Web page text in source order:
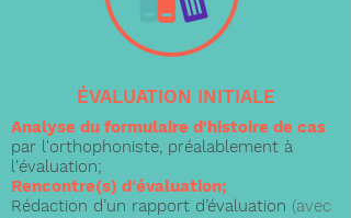
ÉVALUATION INITIALE
Analyse du formulaire d'histoire de cas
par l'orthophoniste, préalablement à
l'évaluation;
Rencontre(s) d'évaluation;
Rédaction d’un rapport d’évaluation (avec